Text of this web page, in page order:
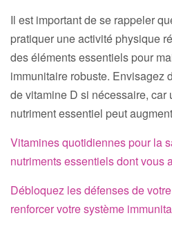
Il est important de se rappeler
pratiquer une activité physique
des éléments essentiels pour
immunitaire robuste. Envisagez
de vitamine D si nécessaire, car
nutriment essentiel peut
Vitamines quotidiennes pour la
nutriments essentiels dont vous
Débloquez les défenses de
renforcer votre système